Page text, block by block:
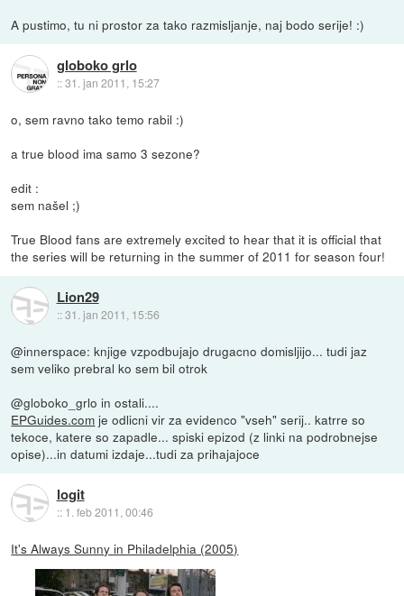
A pustimo, tu ni prostor za tako razmisljanje, naj bodo serije! :)
globoko grlo
::31. jan 2011, 15:27
o, sem ravno tako temo rabil :)
a true blood ima samo 3 sezone?
edit :
sem našel ;)
True Blood fans are extremely excited to hear that it is official that
the series will be returning in the summer of 2011 for season four!
Lion29
::31. jan 2011, 15:56
@innerspace: knjige vzpodbujajo drugacno domisljijo... tudi jaz
sem veliko prebral ko sem bil otrok
@globoko_grlo in ostali....
EPGuides.com je odlicni vir za evidenco "vseh" serij.. katrre so
tekoce, katere so zapadle... spiski epizod (z linki na podrobnejse
opise)...in datumi izdaje...tudi za prihajajoce
logit
:: 1. feb 2011, 00:46
It's Always Sunny in Philadelphia (2005)